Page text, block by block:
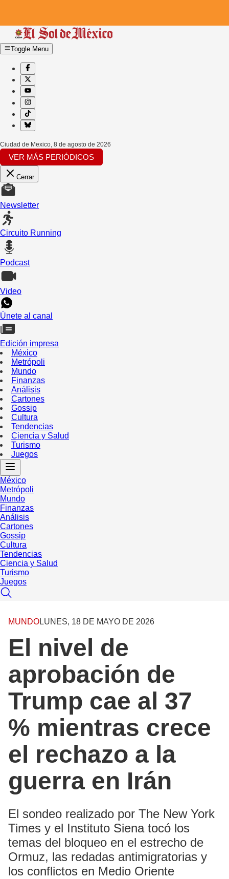
Toggle Menu
Ciudad de Mexico, 8 de agosto de 2026
VER MÁS PERIÓDICOS
Cerrar
Newsletter
Circuito Running
Podcast
Video
Únete al canal
Edición impresa
México
Metrópoli
Mundo
Finanzas
Análisis
Cartones
Gossip
Cultura
Tendencias
Ciencia y Salud
Turismo
Juegos
México
Metrópoli
Mundo
Finanzas
Análisis
Cartones
Gossip
Cultura
Tendencias
Ciencia y Salud
Turismo
Juegos
MUNDOLUNES, 18 DE MAYO DE 2026
El nivel de
aprobación de
Trump cae al 37
% mientras crece
el rechazo a la
guerra en Irán
El sondeo realizado por The New York
Times y el Instituto Siena tocó los
temas del bloqueo en el estrecho de
Ormuz, las redadas antimigratorias y
los conflictos en Medio Oriente